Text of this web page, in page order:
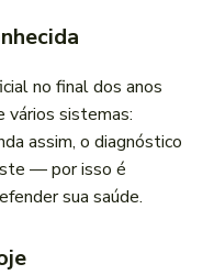
no final dos anos
vários sistemas:
assim, o diagnóstico
— por isso é
sua saúde.